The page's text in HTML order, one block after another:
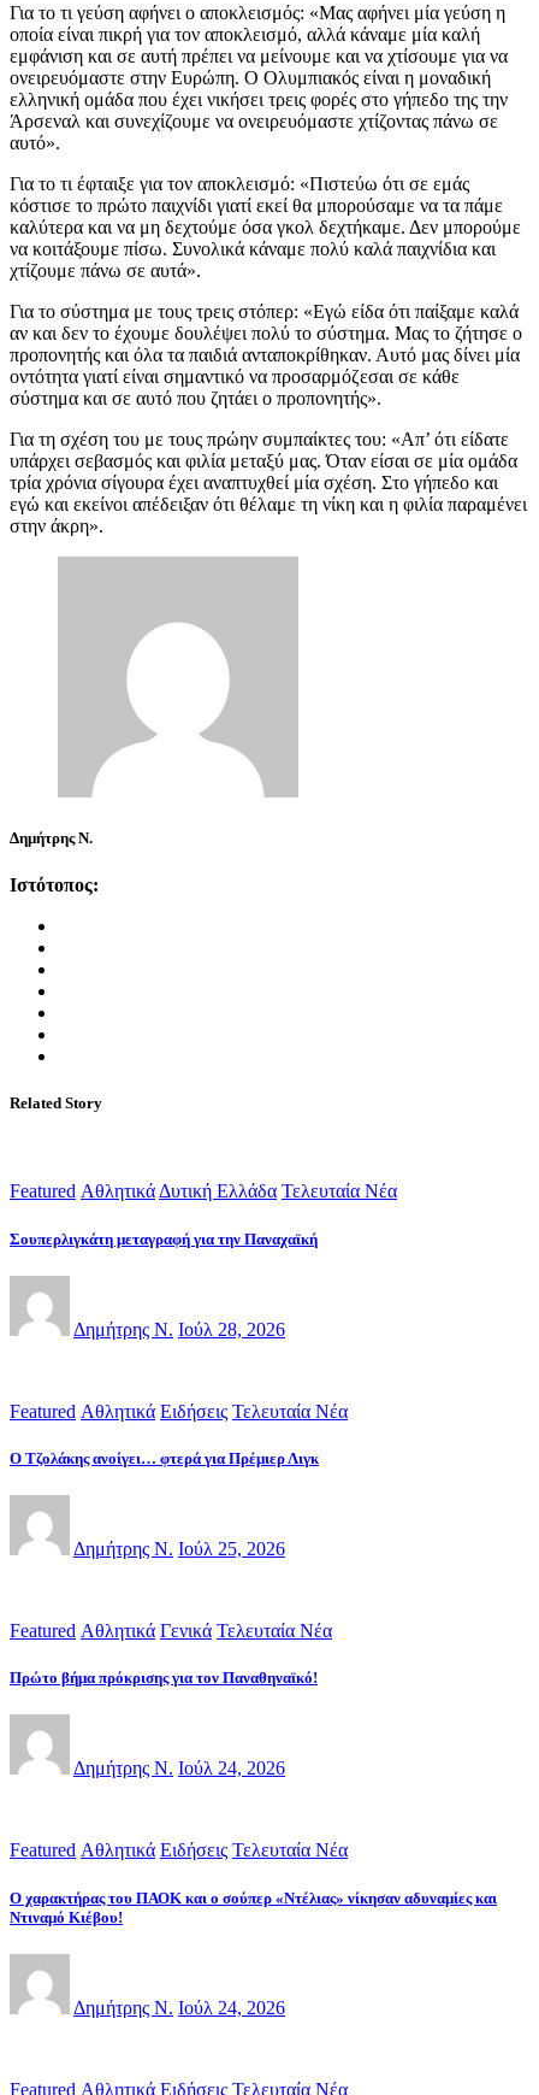
Για το τι γεύση αφήνει ο αποκλεισμός: «Μας αφήνει μία γεύση η
οποία είναι πικρή για τον αποκλεισμό, αλλά κάναμε μία καλή
εμφάνιση και σε αυτή πρέπει να μείνουμε και να χτίσουμε για να
ονειρευόμαστε στην Ευρώπη. Ο Ολυμπιακός είναι η μοναδική
ελληνική ομάδα που έχει νικήσει τρεις φορές στο γήπεδο της την
Άρσεναλ και συνεχίζουμε να ονειρευόμαστε χτίζοντας πάνω σε
αυτό».
Για το τι έφταιξε για τον αποκλεισμό: «Πιστεύω ότι σε εμάς
κόστισε το πρώτο παιχνίδι γιατί εκεί θα μπορούσαμε να τα πάμε
καλύτερα και να μη δεχτούμε όσα γκολ δεχτήκαμε. Δεν μπορούμε
να κοιτάξουμε πίσω. Συνολικά κάναμε πολύ καλά παιχνίδια και
χτίζουμε πάνω σε αυτά».
Για το σύστημα με τους τρεις στόπερ: «Εγώ είδα ότι παίξαμε καλά
αν και δεν το έχουμε δουλέψει πολύ το σύστημα. Μας το ζήτησε ο
προπονητής και όλα τα παιδιά ανταποκρίθηκαν. Αυτό μας δίνει μία
οντότητα γιατί είναι σημαντικό να προσαρμόζεσαι σε κάθε
σύστημα και σε αυτό που ζητάει ο προπονητής».
Για τη σχέση του με τους πρώην συμπαίκτες του: «Απ’ ότι είδατε
υπάρχει σεβασμός και φιλία μεταξύ μας. Όταν είσαι σε μία ομάδα
τρία χρόνια σίγουρα έχει αναπτυχθεί μία σχέση. Στο γήπεδο και
εγώ και εκείνοι απέδειξαν ότι θέλαμε τη νίκη και η φιλία παραμένει
στην άκρη».
Δημήτρης Ν.
Ιστότοπος:
Related Story
Featured ΑθλητικάΔυτική Ελλάδα Τελευταία Νέα
Σουπερλιγκάτη μεταγραφή για την Παναχαϊκή
Δημήτρης Ν. Ιούλ 28, 2026
Featured Αθλητικά Ειδήσεις Τελευταία Νέα
Ο Τζολάκης ανοίγει… φτερά για Πρέμιερ Λιγκ
Δημήτρης Ν. Ιούλ 25, 2026
Featured Αθλητικά Γενικά Τελευταία Νέα
Πρώτο βήμα πρόκρισης για τον Παναθηναϊκό!
Δημήτρης Ν. Ιούλ 24, 2026
Featured Αθλητικά Ειδήσεις Τελευταία Νέα
Ο χαρακτήρας του ΠΑΟΚ και ο σούπερ «Ντέλιας» νίκησαν αδυναμίες και
Ντιναμό Κιέβου!
Δημήτρης Ν. Ιούλ 24, 2026
Featured Αθλητικά Ειδήσεις Τελευταία Νέα